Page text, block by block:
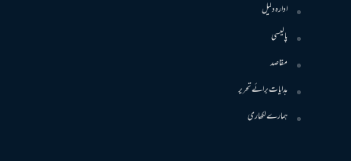
ادارہ دلیل
پالیسی
مقاصد
ہدایات برائے تحریر
ہمارے لکھاری